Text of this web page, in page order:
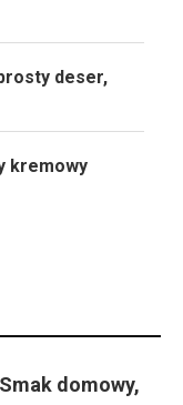
deser,
kremowy
domowy,